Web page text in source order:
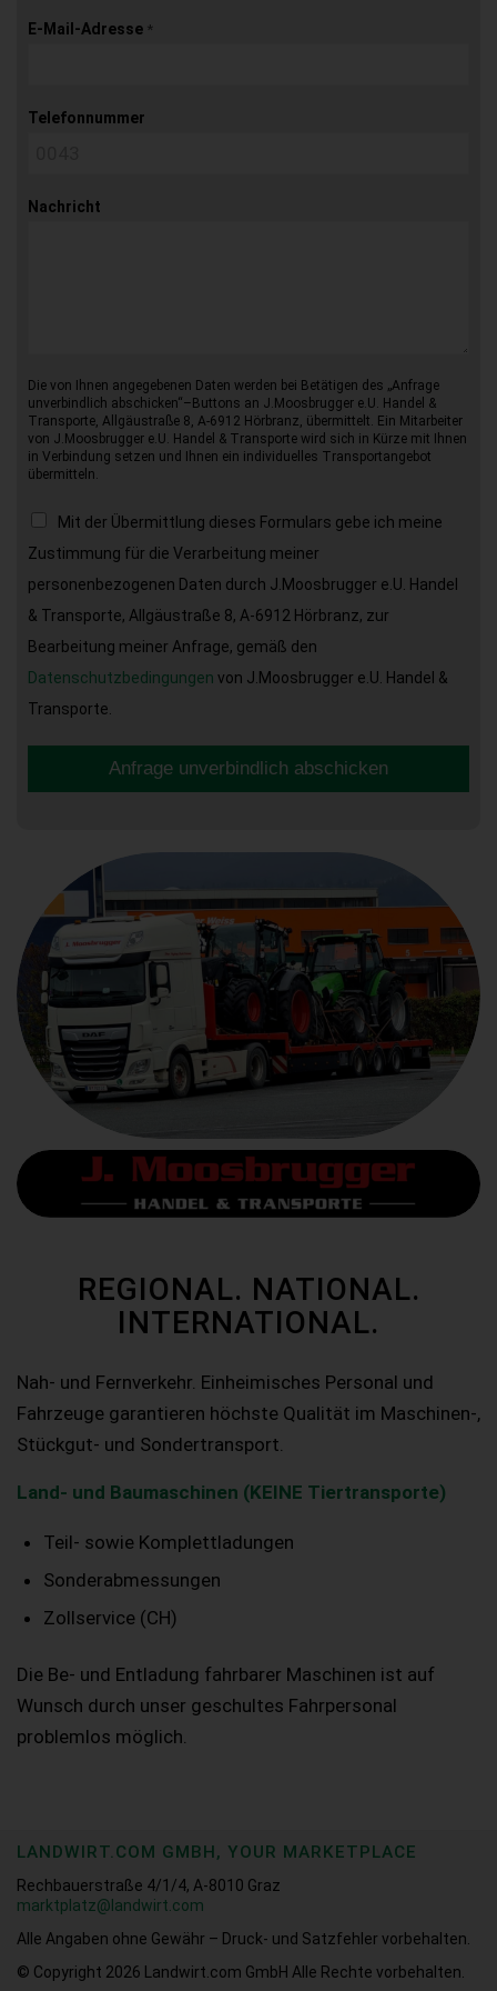
E-Mail-Adresse *
Telefonnummer
Nachricht
Die von Ihnen angegebenen Daten werden bei Betätigen des „Anfrage
unverbindlich abschicken“–Buttons an J.Moosbrugger e.U. Handel &
Transporte, Allgäustraße 8, A-6912 Hörbranz, übermittelt. Ein Mitarbeiter
von J.Moosbrugger e.U. Handel & Transporte wird sich in Kürze mit Ihnen
in Verbindung setzen und Ihnen ein individuelles Transportangebot
übermitteln.
Mit der Übermittlung dieses Formulars gebe ich meine
Zustimmung für die Verarbeitung meiner
personenbezogenen Daten durch J.Moosbrugger e.U. Handel
& Transporte, Allgäustraße 8, A-6912 Hörbranz, zur
Bearbeitung meiner Anfrage, gemäß den
Datenschutzbedingungen von J.Moosbrugger e.U. Handel &
Transporte.
Anfrage unverbindlich abschicken
REGIONAL. NATIONAL.
INTERNATIONAL.
Nah- und Fernverkehr. Einheimisches Personal und
Fahrzeuge garantieren höchste Qualität im Maschinen-,
Stückgut- und Sondertransport.
Land- und Baumaschinen (KEINE Tiertransporte)
Teil- sowie Komplettladungen
Sonderabmessungen
Zollservice (CH)
Die Be- und Entladung fahrbarer Maschinen ist auf
Wunsch durch unser geschultes Fahrpersonal
problemlos möglich.
LANDWIRT.COM GMBH, YOUR MARKETPLACE
Rechbauerstraße 4/1/4, A-8010 Graz
marktplatz@landwirt.com
Alle Angaben ohne Gewähr – Druck- und Satzfehler vorbehalten.
© Copyright 2026
Landwirt.com GmbH Alle Rechte vorbehalten.